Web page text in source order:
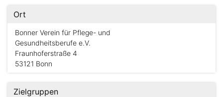
Ort
Bonner Verein für Pflege- und
Gesundheitsberufe e.V.
Fraunhoferstraße 4
53121 Bonn
Zielgruppen